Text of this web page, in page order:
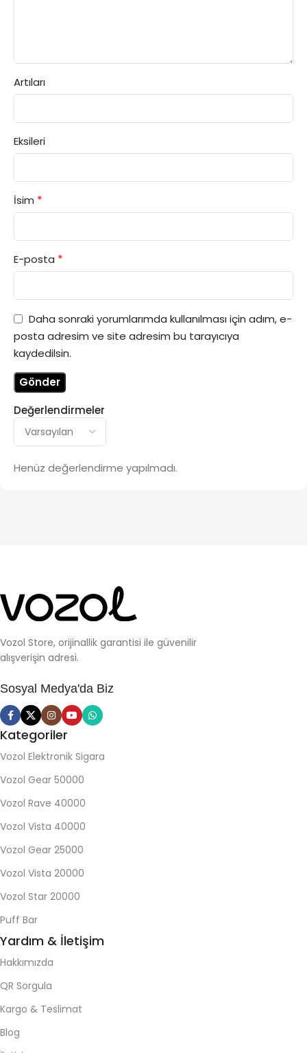
Değerlendirmeler
Henüz değerlendirme yapılmadı.
Artıları
Eksileri
İsim *
E-posta *
Daha sonraki yorumlarımda kullanılması için adım, e-
posta adresim ve site adresim bu tarayıcıya
kaydedilsin.
Vozol Store, orijinallik garantisi ile güvenilir
alışverişin adresi.
Sosyal Medya'da Biz
Kategoriler
Vozol Elektronik Sigara
Vozol Gear 50000
Vozol Rave 40000
Vozol Vista 40000
Vozol Gear 25000
Vozol Vista 20000
Vozol Star 20000
Puff Bar
Yardım & İletişim
Hakkımızda
QR Sorgula
Kargo & Teslimat
Blog